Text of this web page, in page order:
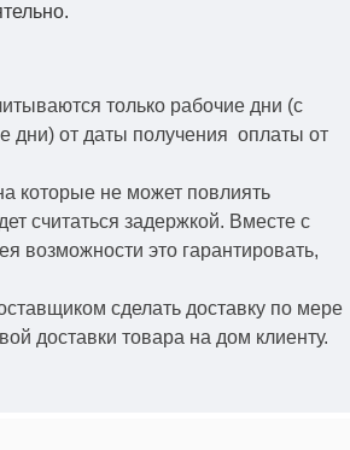
только рабочие дни (с
дни) от даты получения оплаты от
которые не может повлиять
считаться задержкой. Вместе с
возможности это гарантировать,
сделать доставку по мере
доставки товара на дом клиенту.